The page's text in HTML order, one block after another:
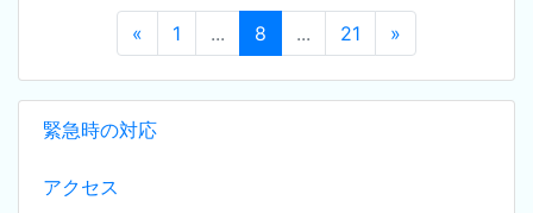
緊急時の対応
アクセス
« 1 ... 8 ... 21 »